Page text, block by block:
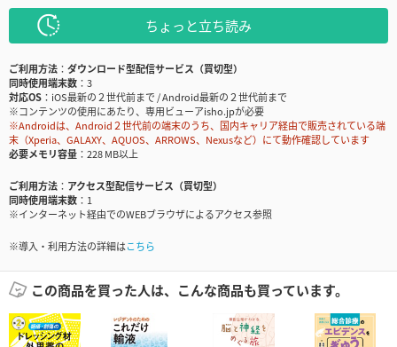
ちょっと立ち読み
ご利用方法
ダウンロード型配信サービス（買切型）
同時使用端末数
3
対応OS
iOS最新の２世代前まで / Android最新の２世代前まで
※コンテンツの使用にあたり、専用ビューアisho.jpが必要
※Androidは、Android２世代前の端末のうち、国内キャリア経由で販売されている端
末（Xperia、GALAXY、AQUOS、ARROWS、Nexusなど）にて動作確認しています
必要メモリ容量
228 MB以上
ご利用方法
アクセス型配信サービス（買切型）
同時使用端末数
1
※インターネット経由でのWEBブラウザによるアクセス参照
※導入・利用方法の詳細はこちら
この商品を買った人は、こんな商品も買っています。